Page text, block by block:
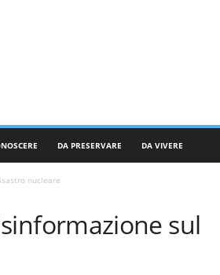
DA PRESERVARE DA VIVERE
nucleare
sul